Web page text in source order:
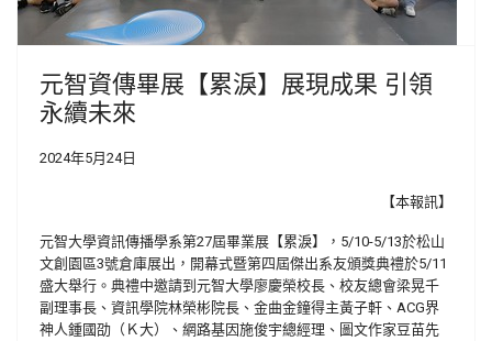
元智資傳畢展【累淚】展現成果 引領
永續未來
2024年5月24日
【本報訊】
元智大學資訊傳播學系第27屆畢業展【累淚】，5/10-5/13於松山
文創園區3號倉庫展出，開幕式暨第四屆傑出系友頒獎典禮於5/11
盛大舉行。典禮中邀請到元智大學廖慶榮校長、校友總會梁晃千
副理事長、資訊學院林榮彬院長、金曲金鐘得主黃子軒、ACG界
神人鍾國劭（Ｋ大）、網路基因施俊宇總經理、圖文作家豆苗先